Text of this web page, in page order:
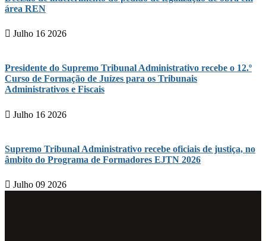
área REN
Julho 16 2026
Presidente do Supremo Tribunal Administrativo recebe o 12.º
Curso de Formação de Juízes para os Tribunais
Administrativos e Fiscais
Julho 16 2026
Supremo Tribunal Administrativo recebe oficiais de justiça, no
âmbito do Programa de Formadores EJTN 2026
Julho 09 2026